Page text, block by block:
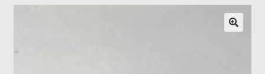
Maksutavat ja Tärkeää tietää